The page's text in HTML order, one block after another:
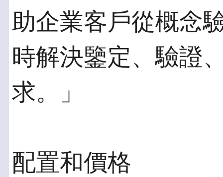
助企業客戶從概念
時解決鑒定、驗證
求。」
配置和價格